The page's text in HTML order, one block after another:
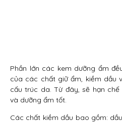
Phần lớn các kem dưỡng ẩm
của các chất giữ ẩm, kiềm dầu
cấu trúc da. Từ đây, sẽ hạn
và dưỡng ẩm tốt.
Các chất kiềm dầu bao gồm: